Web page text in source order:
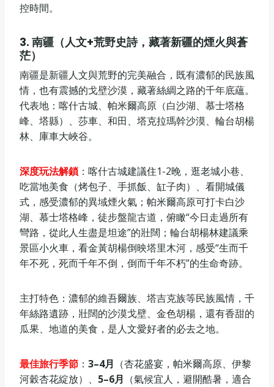
控時間。
3. 南疆（人文+荒野史詩，藏著新疆的煙火與蒼
茫）
南疆是新疆人文與荒野的完美融合，既有濃郁的民族風
情，也有震撼的戈壁沙漠，藏著絲綢之路的千年底蘊。
代表地：喀什古城、帕米爾高原（白沙湖、慕士塔格
峰、塔縣）、莎車、和田、塔克拉瑪幹沙漠、輪台胡楊
林、庫車大峽谷。
深度玩法解鎖 ：喀什古城建議住1-2晚，逛老城小巷、
吃當地美食（烤包子、手抓飯、缸子肉）、看開城儀
式，感受濃郁的異域煙火氣；帕米爾高原可打卡白沙
湖、慕士塔格峰，徒步盤龍古道，俯瞰“今日走過所有
彎路，從此人生盡是坦途”的壯闊；輪台胡楊林建議乘
景區小火車，看金黃胡楊倒映塔里木河，感受“生而千
年不死，死而千年不倒，倒而千年不朽”的生命奇跡。
主打特色：濃郁的維吾爾族、塔吉克族等民族風情，千
年絲路遺跡，壯闊的沙漠戈壁、金色胡楊，還有香甜的
瓜果、地道的美食，是人文愛好者的必去之地。
最佳旅行季節 ： 3–4月 （杏花盛宴，帕米爾高原、伊黎
河穀杏花綻放）、 5–6月 （氣候宜人，避開酷暑，適合